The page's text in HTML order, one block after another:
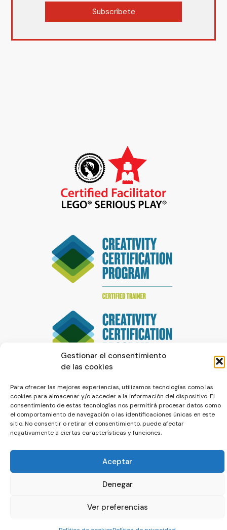
Gestionar el consentimiento
de las cookies
Para ofrecer las mejores experiencias, utilizamos tecnologías como las
cookies para almacenar y/o acceder a la información del dispositivo. El
consentimiento de estas tecnologías nos permitirá procesar datos como
el comportamiento de navegación o las identificaciones únicas en este
sitio. No consentir o retirar el consentimiento, puede afectar
negativamente a ciertas características y funciones.
Aceptar
Denegar
Ver preferencias
Subscríbete
Política de privacidad